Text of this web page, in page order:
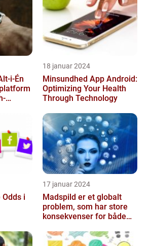
i-Én
18 januar 2024
Minsundhed App Android:
Optimizing Your Health
Through Technology
Odds i
17 januar 2024
Madspild er et globalt
problem, som har store
konsekvenser for både